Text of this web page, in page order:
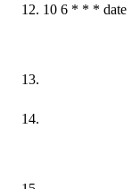
10 6 * * * date